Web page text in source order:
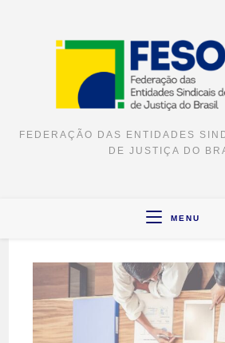
FEDERAÇÃO DAS ENTIDADES
DE JUSTIÇA DO
MENU